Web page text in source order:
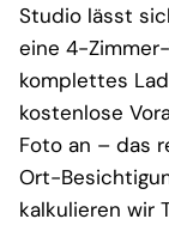
Studio lässt
eine 4-
komplettes
kostenlose
Foto an – das
Ort-
kalkulieren wir